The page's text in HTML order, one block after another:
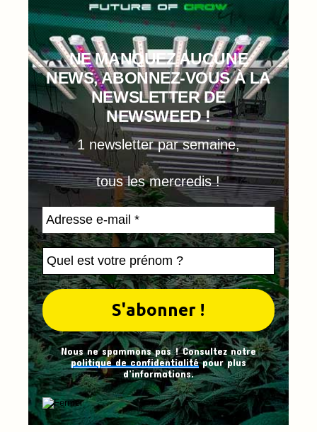
NE MANQUEZ AUCUNE
NEWS, ABONNEZ-VOUS À LA
NEWSLETTER DE
NEWSWEED !
1 newsletter par semaine,
tous les mercredis !
Nous ne spammons pas ! Consultez notre
politique de confidentialitépour plus
d’informations.